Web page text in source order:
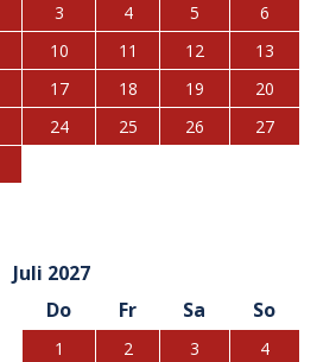
3 4 5
6
10 11 12
13
17 18 19
20
24 25 26
27
Juli 2027
Do Fr Sa So
1 2 3
4